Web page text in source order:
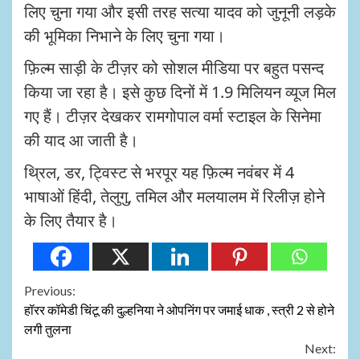
लिए चुना गया और इसी तरह सत्या यादव को जुनूनी लड़के
की भूमिका निभाने के लिए चुना गया।
फ़िल्म साड़ी के टीज़र को सोशल मीडिया पर बहुत पसन्द
किया जा रहा है। इसे कुछ दिनों में 1.9 मिलियन व्यूज मिल
गए हैं। टीज़र देखकर रामगोपाल वर्मा स्टाइल के सिनेमा
की याद आ जाती है।
थ्रिल, डर, ट्विस्ट से भरपूर यह फ़िल्म नवंबर में 4
भाषाओं हिंदी, तेलुगु, तमिल और मलयालम में रिलीज़ होने
के लिए तैयार है।
Continue
Reading
Previous:
हॉरर कॉमेडी चिंटू की दुल्हनिया ने ओपनिंग पर जमाई धाक , स्त्री 2 से होने
लगी तुलना
Next: